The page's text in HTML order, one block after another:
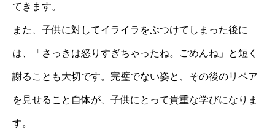
てきます。
また、子供に対してイライラをぶつけてしまった後に
は、「さっきは怒りすぎちゃったね。ごめんね」と短く
謝ることも大切です。完璧でない姿と、その後のリペア
を見せること自体が、子供にとって貴重な学びになりま
す。